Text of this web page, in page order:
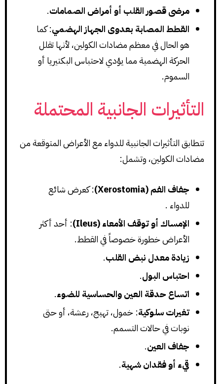
مرضى قصور القلب أو أمراض الصمامات.
القطط المصابة بعدوى الجهاز الهضمي: كما
هو الحال في معظم مضادات الكولين، لأنها تقلل
الحركة الهضمية مما يؤدي لاحتباس البكتيريا أو
السموم.
التأثيرات الجانبية المحتملة
تتطابق التأثيرات الجانبية للدواء مع الأعراض المتوقعة من
مضادات الكولين، وتشمل:
جفاف الفم (Xerostomia)
: كعرض شائع
للدواء .
الإمساك أو توقف الأمعاء (Ileus)
: أحد أكثر
الأعراض خطورة خصوصاً في القطط.
زيادة معدل نبض القلب.
احتباس البول.
اتساع حدقة العين والحساسية للضوء.
تغيرات سلوكية: خمول، تهيج، رعشة، أو حتى
نوبات في حالات التسمم.
جفاف العين.
قيء أو فقدان شهية.